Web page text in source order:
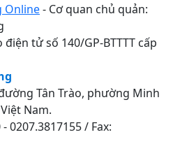
Online- Cơ quan chủ quản:
tử số 140/GP-BTTTT cấp
Tân Trào, phường Minh
Nam.
0207.3817155 / Fax: